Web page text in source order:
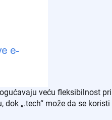
veću fleksibilnost pri
„.tech“ može da se koristi